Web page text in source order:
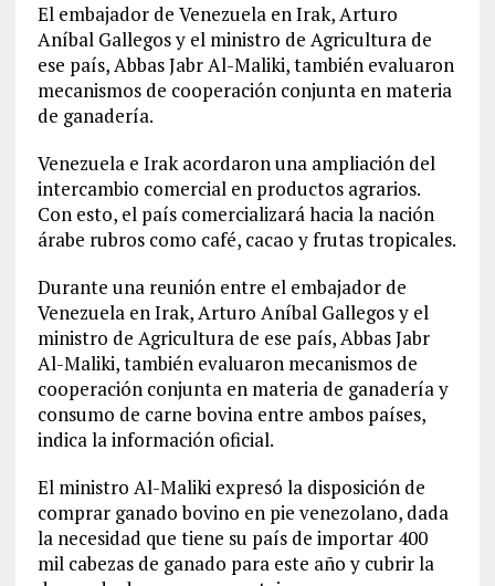
El embajador de Venezuela en Irak, Arturo
Aníbal Gallegos y el ministro de Agricultura de
ese país, Abbas Jabr Al-Maliki, también evaluaron
mecanismos de cooperación conjunta en materia
de ganadería.
Venezuela e Irak acordaron una ampliación del
intercambio comercial en productos agrarios.
Con esto, el país comercializará hacia la nación
árabe rubros como café, cacao y frutas tropicales.
Durante una reunión entre el embajador de
Venezuela en Irak, Arturo Aníbal Gallegos y el
ministro de Agricultura de ese país, Abbas Jabr
Al-Maliki, también evaluaron mecanismos de
cooperación conjunta en materia de ganadería y
consumo de carne bovina entre ambos países,
indica la información oficial.
El ministro Al-Maliki expresó la disposición de
comprar ganado bovino en pie venezolano, dada
la necesidad que tiene su país de importar 400
mil cabezas de ganado para este año y cubrir la